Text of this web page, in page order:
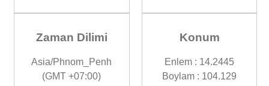
Zaman Dilimi
Asia/Phnom_Penh
(GMT +07:00)
Konum
Enlem : 14.2445
Boylam : 104.129